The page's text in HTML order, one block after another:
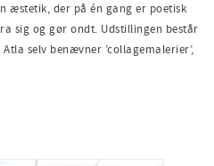
æstetik, der på én gang er poetisk
sig og gør ondt. Udstillingen består
selv benævner ’collagemalerier’,